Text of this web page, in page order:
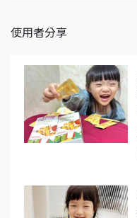
使用者分享